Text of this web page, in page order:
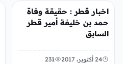
عربي ودولي
اخبار قطر : حقيقة وفاة
حمد بن خليفة أمير قطر
السابق
24 أكتوبر، 2017 231